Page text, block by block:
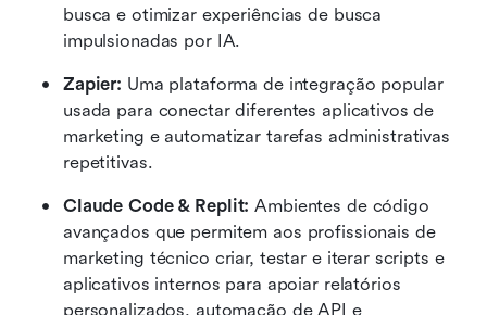
busca e otimizar experiências de busca
impulsionadas por IA.
Zapier: Uma plataforma de integração popular
usada para conectar diferentes aplicativos de
marketing e automatizar tarefas administrativas
repetitivas.
Claude Code & Replit: Ambientes de código
avançados que permitem aos profissionais de
marketing técnico criar, testar e iterar scripts e
aplicativos internos para apoiar relatórios
personalizados, automação de API e